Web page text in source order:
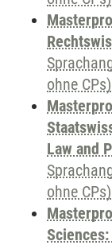
ohne CPs)
Law and
ohne CPs)